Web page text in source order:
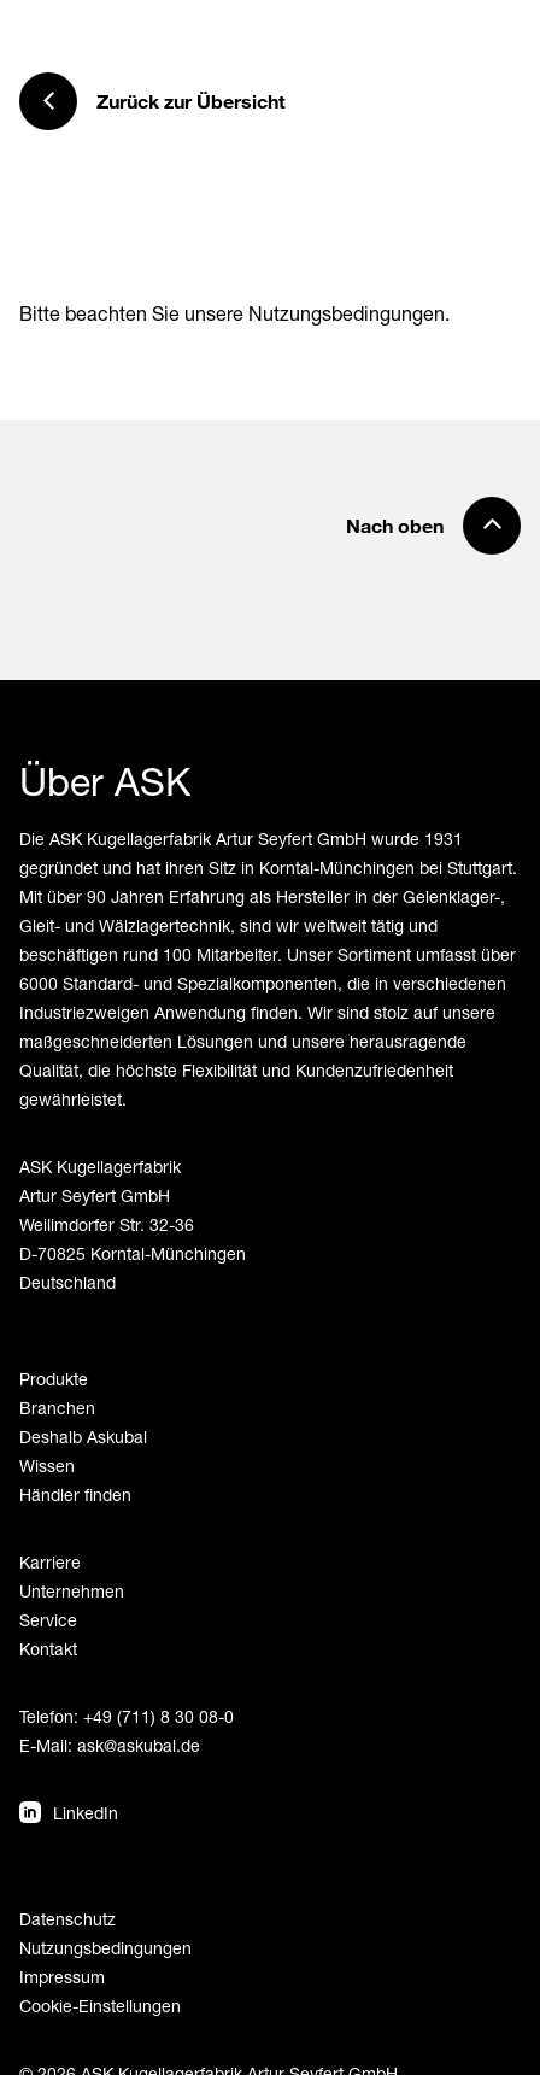
Zurück zur Übersicht
Bitte beachten Sie unsere Nutzungsbedingungen.
Nach oben
Über ASK
Die ASK Kugellagerfabrik Artur Seyfert GmbH wurde 1931
gegründet und hat ihren Sitz in Korntal-Münchingen bei Stuttgart.
Mit über 90 Jahren Erfahrung als Hersteller in der Gelenklager-,
Gleit- und Wälzlagertechnik, sind wir weltweit tätig und
beschäftigen rund 100 Mitarbeiter. Unser Sortiment umfasst über
6000 Standard- und Spezialkomponenten, die in verschiedenen
Industriezweigen Anwendung finden. Wir sind stolz auf unsere
maßgeschneiderten Lösungen und unsere herausragende
Qualität, die höchste Flexibilität und Kundenzufriedenheit
gewährleistet.
ASK Kugellagerfabrik
Artur Seyfert GmbH
Weilimdorfer Str. 32-36
D-70825 Korntal-Münchingen
Deutschland
Produkte
Branchen
Deshalb Askubal
Wissen
Händler finden
Karriere
Unternehmen
Service
Kontakt
Telefon: +49 (711) 8 30 08-0
E-Mail: ask@askubal.de
LinkedIn
Datenschutz
Nutzungsbedingungen
Impressum
Cookie-Einstellungen